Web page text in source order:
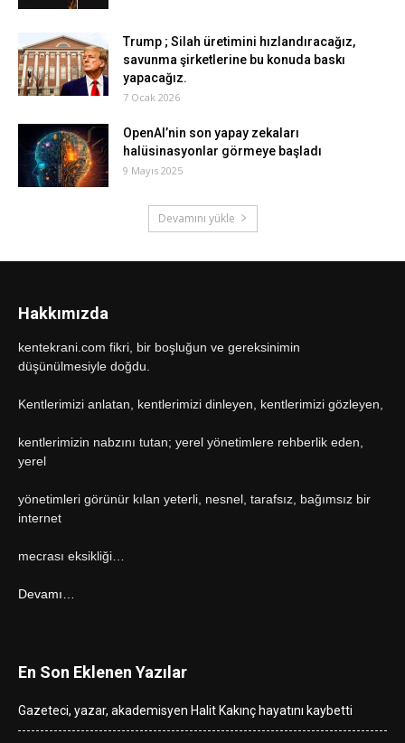
Trump ; Silah üretimini hızlandıracağız,
savunma şirketlerine bu konuda baskı
yapacağız.
7 Ocak 2026
OpenAI’nin son yapay zekaları
halüsinasyonlar görmeye başladı
9 Mayıs 2025
Devamını yükle
Hakkımızda
kentekrani.com fikri, bir boşluğun ve gereksinimin
düşünülmesiyle doğdu.
Kentlerimizi anlatan, kentlerimizi dinleyen, kentlerimizi gözleyen,
kentlerimizin nabzını tutan; yerel yönetimlere rehberlik eden,
yerel
yönetimleri görünür kılan yeterli, nesnel, tarafsız, bağımsız bir
internet
mecrası eksikliği…
Devamı…
En Son Eklenen Yazılar
Gazeteci, yazar, akademisyen Halit Kakınç hayatını kaybetti